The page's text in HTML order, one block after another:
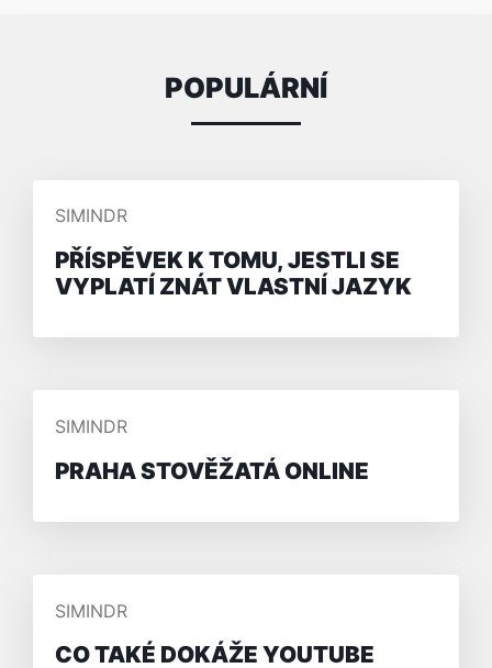
POPULÁRNÍ
PŘIDAL/A
SIMINDR
PŘÍSPĚVEK K TOMU, JESTLI SE
VYPLATÍ ZNÁT VLASTNÍ JAZYK
PŘIDAL/A
SIMINDR
PRAHA STOVĚŽATÁ ONLINE
PŘIDAL/A
SIMINDR
CO TAKÉ DOKÁŽE YOUTUBE